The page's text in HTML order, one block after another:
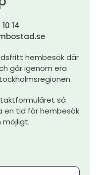
14
hembesök där
går igenom era
så
en tid för hembesök
möjligt.